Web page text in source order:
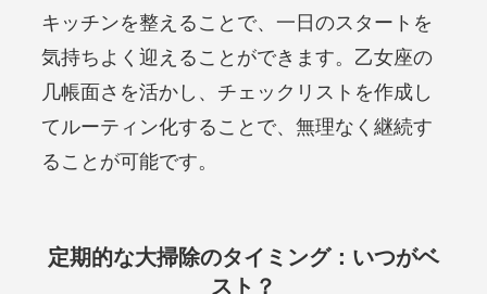
キッチンを整えることで、一日のスタートを
気持ちよく迎えることができます。乙女座の
几帳面さを活かし、チェックリストを作成し
てルーティン化することで、無理なく継続す
ることが可能です。
定期的な大掃除のタイミング：いつがベ
スト？